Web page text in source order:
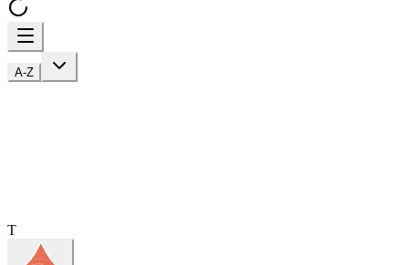
A-Z
T